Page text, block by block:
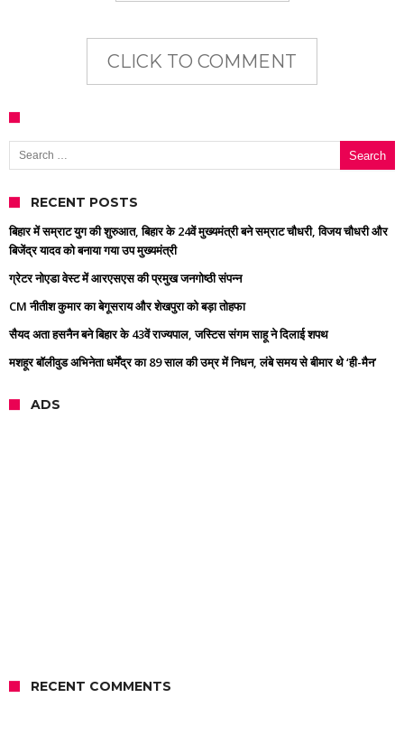
CLICK TO COMMENT
Search for:
RECENT POSTS
बिहार में सम्राट युग की शुरुआत, बिहार के 24वें मुख्यमंत्री बने सम्राट चौधरी, विजय चौधरी और
बिजेंद्र यादव को बनाया गया उप मुख्यमंत्री
ग्रेटर नोएडा वेस्ट में आरएसएस की प्रमुख जनगोष्ठी संपन्न
CM नीतीश कुमार का बेगूसराय और शेखपुरा को बड़ा तोहफा
सैयद अता हसनैन बने बिहार के 43वें राज्यपाल, जस्टिस संगम साहू ने दिलाई शपथ
मशहूर बॉलीवुड अभिनेता धर्मेंद्र का 89 साल की उम्र में निधन, लंबे समय से बीमार थे ‘ही-मैन’
ADS
RECENT COMMENTS